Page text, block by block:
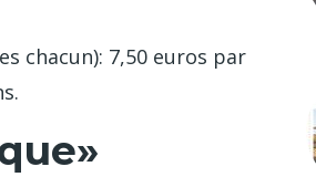
chacun): 7,50 euros par